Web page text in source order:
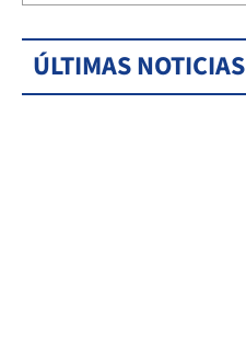
ÚLTIMAS NOTICIAS